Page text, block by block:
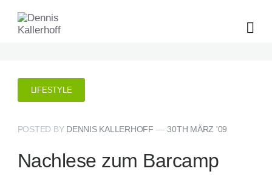
LIFESTYLE
POSTED BY DENNIS KALLERHOFF — 30TH MÄRZ '09
Nachlese zum Barcamp